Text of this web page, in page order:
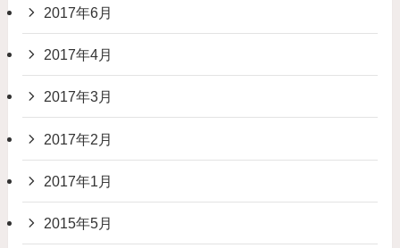
2017年6月
2017年4月
2017年3月
2017年2月
2017年1月
2015年5月